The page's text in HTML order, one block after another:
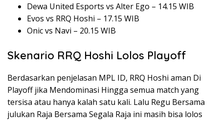
Dewa United Esports vs Alter Ego – 14.15 WIB
Evos vs RRQ Hoshi – 17.15 WIB
Onic vs Navi – 20.15 WIB
Skenario RRQ Hoshi Lolos Playoff
Berdasarkan penjelasan MPL ID, RRQ Hoshi aman Di
Playoff jika Mendominasi Hingga semua match yang
tersisa atau hanya kalah satu kali. Lalu Regu Bersama
julukan Raja Bersama Segala Raja ini masih bisa lolos